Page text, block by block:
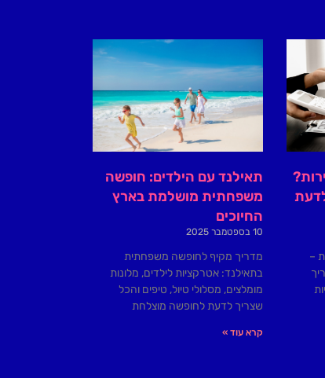
–
תאילנד עם הילדים: חופשה
משפחתית מושלמת בארץ
החיוכים
10 בספטמבר 2025
מדריך מקיף לחופשה משפחתית
בתאילנד: אטרקציות לילדים, מלונות
מומלצים, מסלולי טיול, טיפים והכל
שצריך לדעת לחופשה מוצלחת
קרא עוד »